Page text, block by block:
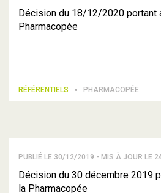
Décision du 18/12/2020 portant
Pharmacopée
RÉFÉRENTIELS PHARMACOPÉE
PUBLIÉ LE 30/12/2019 - MIS À JOUR LE
Décision du 30 décembre 2019
la Pharmacopée